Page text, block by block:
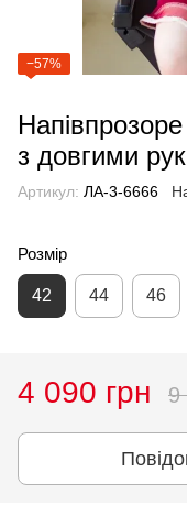
−57%
з довгими
Артикул: ЛА-3-6666
Розмір
42 44 46
4 090 грн 9